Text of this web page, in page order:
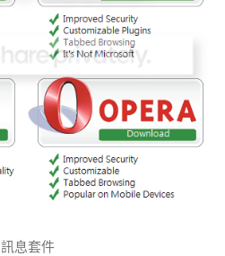
息套件